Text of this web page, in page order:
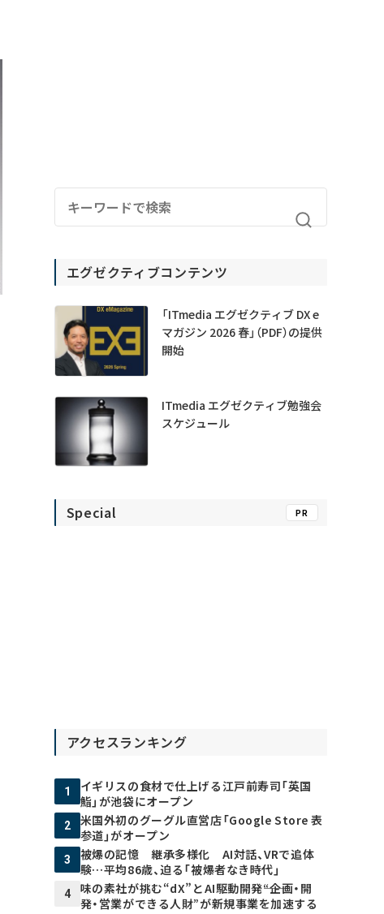
エグゼクティブコンテンツ
「ITmedia エグゼクティブ DX e
マガジン 2026 春」（PDF）の提供
開始
ITmedia エグゼクティブ勉強会
スケジュール
Special PR
アクセスランキング
1
イギリスの食材で仕上げる江戸前寿司「英国
鮨」が池袋にオープン
2
米国外初のグーグル直営店「Google Store 表
参道」がオープン
3
被爆の記憶 継承多様化 AI対話、VRで追体
験…平均86歳、迫る「被爆者なき時代」
4
味の素社が挑む“dX”とAI駆動開発――“企画・開
発・営業ができる人財”が新規事業を加速する